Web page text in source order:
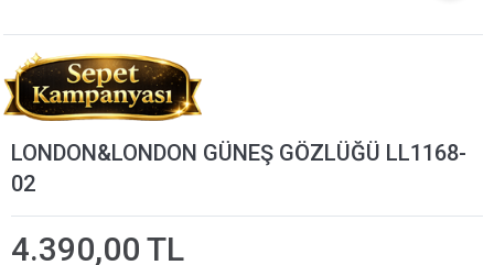
LONDON&LONDON GÜNEŞ GÖZLÜĞÜ LL1168-
02
4.390,00 TL